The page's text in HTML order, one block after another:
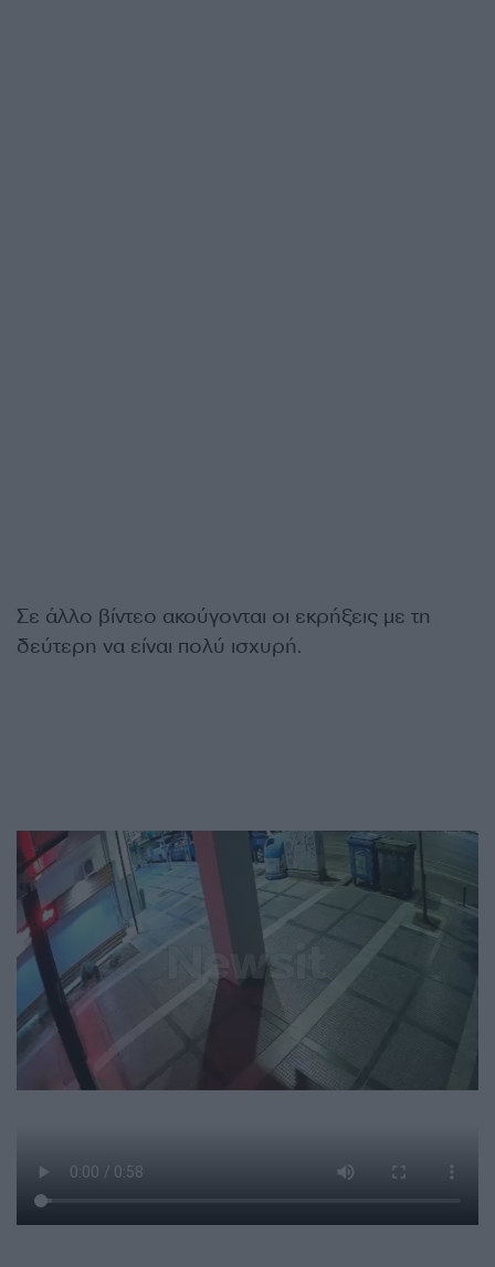
Σε άλλο βίντεο ακούγονται οι εκρήξεις με τη
δεύτερη να είναι πολύ ισχυρή.